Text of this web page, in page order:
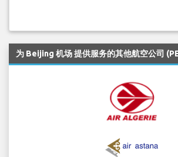
为 Beijing 机场 提供服务的其他航空公司